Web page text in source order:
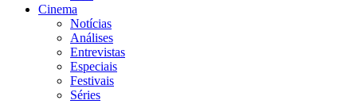
Cinema
Notícias
Análises
Entrevistas
Especiais
Festivais
Séries